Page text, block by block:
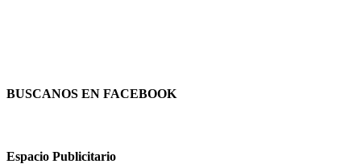
BUSCANOS EN FACEBOOK
Espacio Publicitario